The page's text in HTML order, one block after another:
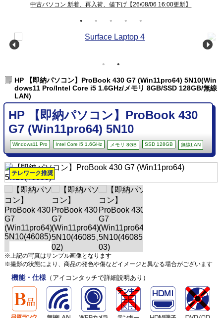
中古パソコン 新着、再入荷、値下げ【26/08/06 16:00更新】
HP 【即納パソコン】ProBook 430 G7 (Win11pro64) 5N10(Win
dows11 Pro/Intel Core i5 1.6GHz/メモリ 8GB/SSD 128GB/無線
LAN)
HP 【即納パソコン】ProBook 430
G7 (Win11pro64) 5N10
Windows11 Pro Intel Core i5 1.6GHz メモリ 8GB SSD 128GB 無線LAN
テレワーク推奨
※上記の写真はサンプル画像となります
※撮影の状態により、商品の発色や傷などイメージと異なる場合がございます
機能・仕様（アイコンタッチで詳細説明あり）